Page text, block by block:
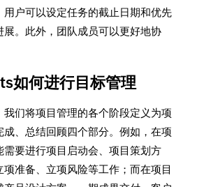
用户可以设定任务的截止日期和优先
展。此外，团队成员可以更好地协
如何进行目标管理
们将项目管理的各个阶段定义为项
成、总结回顾四个部分。例如，在项
需要进行项目启动会、项目策划方
准备、立项风险等工作；而在项目